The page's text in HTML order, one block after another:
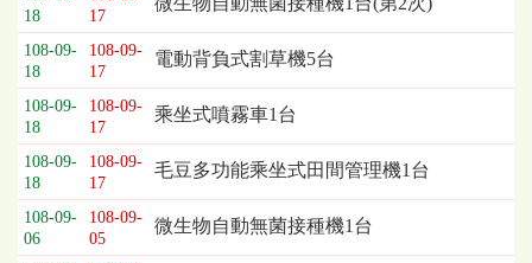
日
期、
截
標
日
期、
公
告
事
項
18
17
108-09-
18
108-09-
17
電動背負式割草機5台
108-09-
18
108-09-
17
乘坐式噴霧車1台
108-09-
18
108-09-
17
毛豆多功能乘坐式田間管理機1台
108-09-
06
108-09-
05
微生物自動無菌接種機1台